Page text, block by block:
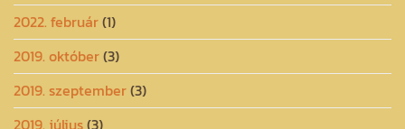
2022. február(1)
2019. október(3)
2019. szeptember(3)
2019. július(3)